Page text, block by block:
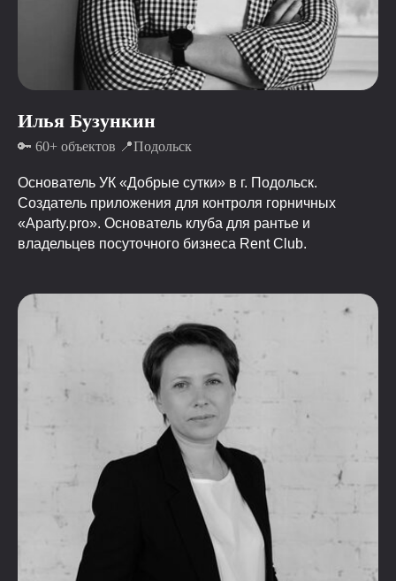
Илья Бузункин
🔑 60+ объектов 📍Подольск
Основатель УК «Добрые сутки» в г. Подольск.
Создатель приложения для контроля горничных
«Aparty.pro». Основатель клуба для рантье и
владельцев посуточного бизнеса Rent Club.